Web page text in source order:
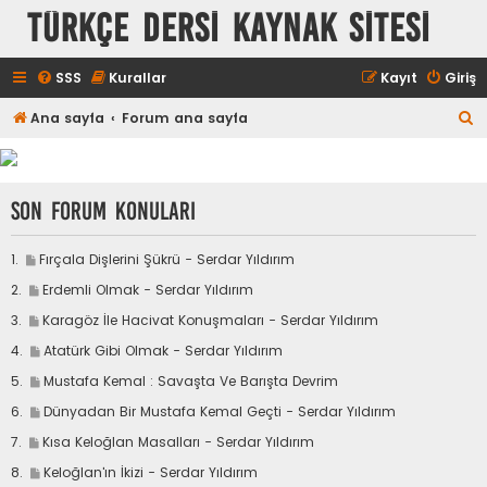
TÜRKÇE DERSİ KAYNAK SİTESİ
SSS Kurallar Giriş
Kayıt
Ana sayfa Forum ana sayfa
Son Forum Konuları
S
n
m
s
a
a
g
i
t
Fırçala Dişlerini Şükrü - Serdar Yıldırım
S
n
m
s
a
a
g
Erdemli Olmak - Serdar Yıldırım
S
n
m
s
a
a
Karagöz İle Hacivat Konuşmaları - Serdar Yıldırım
S
n
m
s
a
Atatürk Gibi Olmak - Serdar Yıldırım
S
n
m
s
Mustafa Kemal : Savaşta Ve Barışta Devrim
S
n
m
Dünyadan Bir Mustafa Kemal Geçti - Serdar Yıldırım
S
n
Kısa Keloğlan Masalları - Serdar Yıldırım
S
Keloğlan'ın İkizi - Serdar Yıldırım